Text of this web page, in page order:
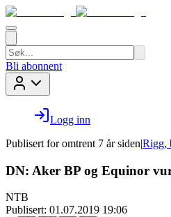
Bli abonnent
Logg inn
Publisert for omtrent 7 år siden|Rigg,
DN: Aker BP og Equinor
NTB
Publisert: 01.07.2019 19:06